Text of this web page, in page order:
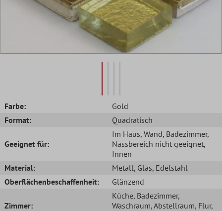
Farbe:
Gold
Format:
Quadratisch
Geeignet für:
Im Haus, Wand, Badezimmer,
Nassbereich nicht geeignet,
Innen
Material:
Metall, Glas, Edelstahl
Oberflächenbeschaffenheit:
Glänzend
Zimmer:
Küche, Badezimmer,
Waschraum, Abstellraum, Flur,